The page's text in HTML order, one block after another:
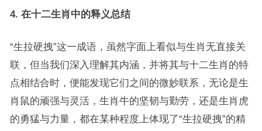
4. 在十二生肖中的释义总结
“生拉硬拽”这一成语，虽然字面上看似与生肖无直接关
联，但当我们深入理解其内涵，并将其与十二生肖的特
点相结合时，便能发现它们之间的微妙联系，无论是生
肖鼠的顽强与灵活，生肖牛的坚韧与勤劳，还是生肖虎
的勇猛与力量，都在某种程度上体现了“生拉硬拽”的精